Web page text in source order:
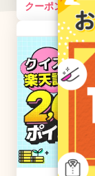
クーポンを獲得
常時開催